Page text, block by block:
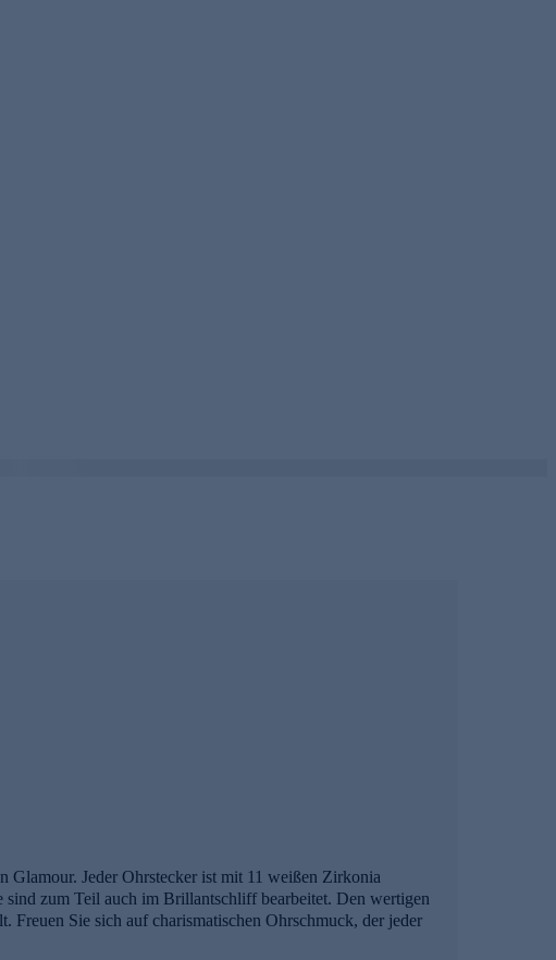
Glamour. Jeder Ohrstecker ist mit 11 weißen Zirkonia
zum Teil auch im Brillantschliff bearbeitet. Den wertigen
Freuen Sie sich auf charismatischen Ohrschmuck, der jeder